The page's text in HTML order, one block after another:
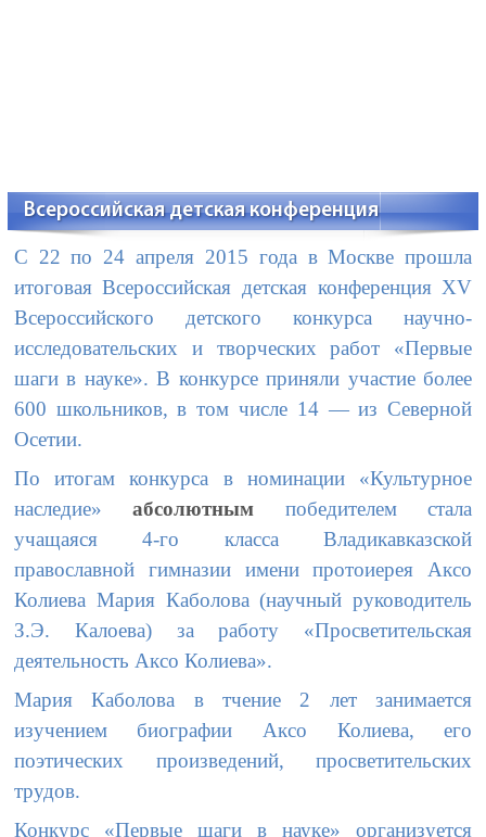
Всероссийская детская конференция
С 22 по 24 апреля 2015 года в Москве прошла
итоговая Всероссийская детская конференция XV
Всероссийского детского конкурса научно-
исследовательских и творческих работ «Первые
шаги в науке». В конкурсе приняли участие более
600 школьников, в том числе 14 — из Северной
Осетии.
По итогам конкурса в номинации «Культурное
наследие»абсолютным победителем стала
учащаяся 4-го класса Владикавказской
православной гимназии имени протоиерея Аксо
Колиева Мария Каболова (научный руководитель
З.Э. Калоева) за работу «Просветительская
деятельность Аксо Колиева».
Мария Каболова в тчение 2 лет занимается
изучением биографии Аксо Колиева, его
поэтических произведений, просветительских
трудов.
Конкурс «Первые шаги в науке» организуется